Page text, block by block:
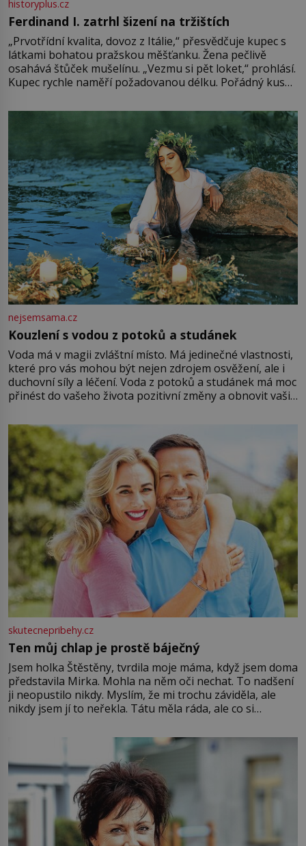
historyplus.cz
Ferdinand I. zatrhl šizení na tržištích
„Prvotřídní kvalita, dovoz z Itálie,“ přesvědčuje kupec s
látkami bohatou pražskou měšťanku. Žena pečlivě
osahává štůček mušelínu. „Vezmu si pět loket,“ prohlásí.
Kupec rychle naměří požadovanou délku. Pořádný kus
milostpaní. Stačí jenom na sukni,“ zhodnotí švadlena
množství růžového mušelínu. „Ošidili vás, podívejte.“
nejsemsama.cz
Kouzlení s vodou z potoků a studánek
Voda má v magii zvláštní místo. Má jedinečné vlastnosti,
které pro vás mohou být nejen zdrojem osvěžení, ale i
duchovní síly a léčení. Voda z potoků a studánek má moc
přinést do vašeho života pozitivní změny a obnovit vaši
můžete obohatit své rituály a přinést do svého života
větší harmonii a klid. Je důležité
skutecnepribehy.cz
Ten můj chlap je prostě báječný
Jsem holka Štěstěny, tvrdila moje máma, když jsem doma
představila Mirka. Mohla na něm oči nechat. To nadšení
ji neopustilo nikdy. Myslím, že mi trochu záviděla, ale
nikdy jsem jí to neřekla. Tátu měla ráda, ale co si
Jsme spolu moc rádi Tehdy byla jiná doba, když